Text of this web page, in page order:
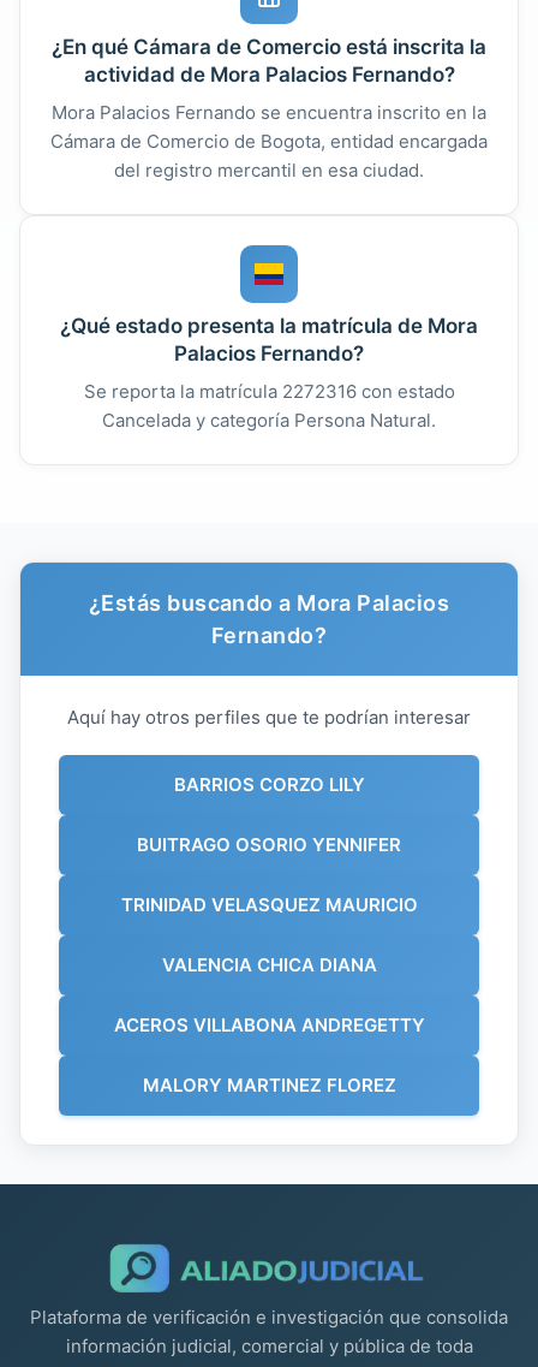
¿En qué Cámara de Comercio está inscrita la
actividad de Mora Palacios Fernando?
Mora Palacios Fernando se encuentra inscrito en la
Cámara de Comercio de Bogota, entidad encargada
del registro mercantil en esa ciudad.
¿Qué estado presenta la matrícula de Mora
Palacios Fernando?
Se reporta la matrícula 2272316 con estado
Cancelada y categoría Persona Natural.
¿Estás buscando a Mora Palacios
Fernando?
Aquí hay otros perfiles que te podrían interesar
BARRIOS CORZO LILY
BUITRAGO OSORIO YENNIFER
TRINIDAD VELASQUEZ MAURICIO
VALENCIA CHICA DIANA
ACEROS VILLABONA ANDREGETTY
MALORY MARTINEZ FLOREZ
Plataforma de verificación e investigación que consolida
información judicial, comercial y pública de toda